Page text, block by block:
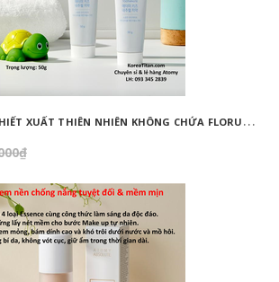
K
EM ĐÁNH RĂNG CHIẾT XUẤT THIÊN NHIÊN KHÔNG CHỨA FLORUA AN TOÀN DÀNH CHO TRẺ EM ( 50G) - ATOMY KID NATURAL TOOTHPASTE (NON FLUORIDE) - 애터미 키즈 내추럴 치약 - НАТУРАЛЬНАЯ ДЕТСКАЯ ЗУБНАЯ ПАСТА ATOMY